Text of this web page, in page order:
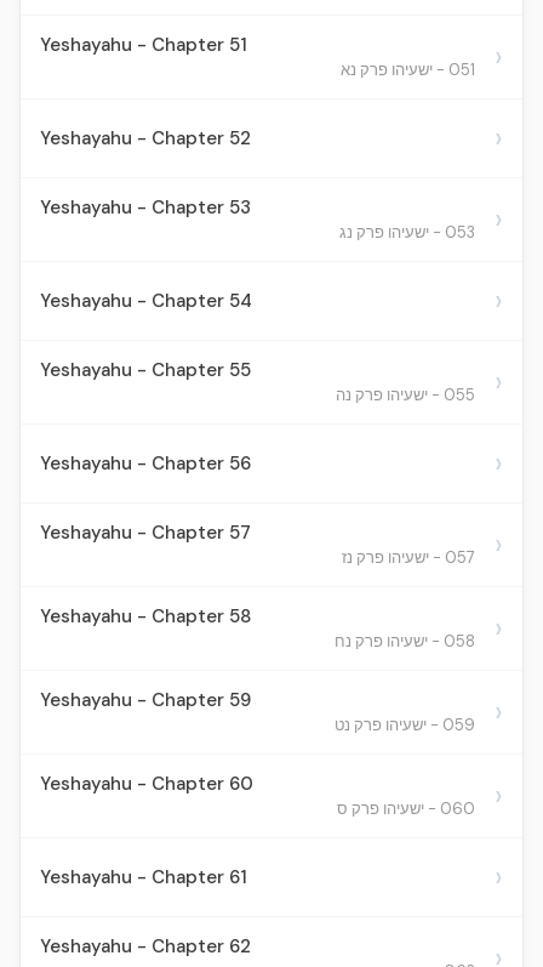
Yeshayahu - Chapter 51
051 - ישעיהו פרק נא ›
Yeshayahu - Chapter 52 ›
Yeshayahu - Chapter 53
053 - ישעיהו פרק נג ›
Yeshayahu - Chapter 54 ›
Yeshayahu - Chapter 55
055 - ישעיהו פרק נה ›
Yeshayahu - Chapter 56 ›
Yeshayahu - Chapter 57
057 - ישעיהו פרק נז ›
Yeshayahu - Chapter 58
058 - ישעיהו פרק נח ›
Yeshayahu - Chapter 59
059 - ישעיהו פרק נט ›
Yeshayahu - Chapter 60
060 - ישעיהו פרק ס ›
Yeshayahu - Chapter 61 ›
Yeshayahu - Chapter 62 ›